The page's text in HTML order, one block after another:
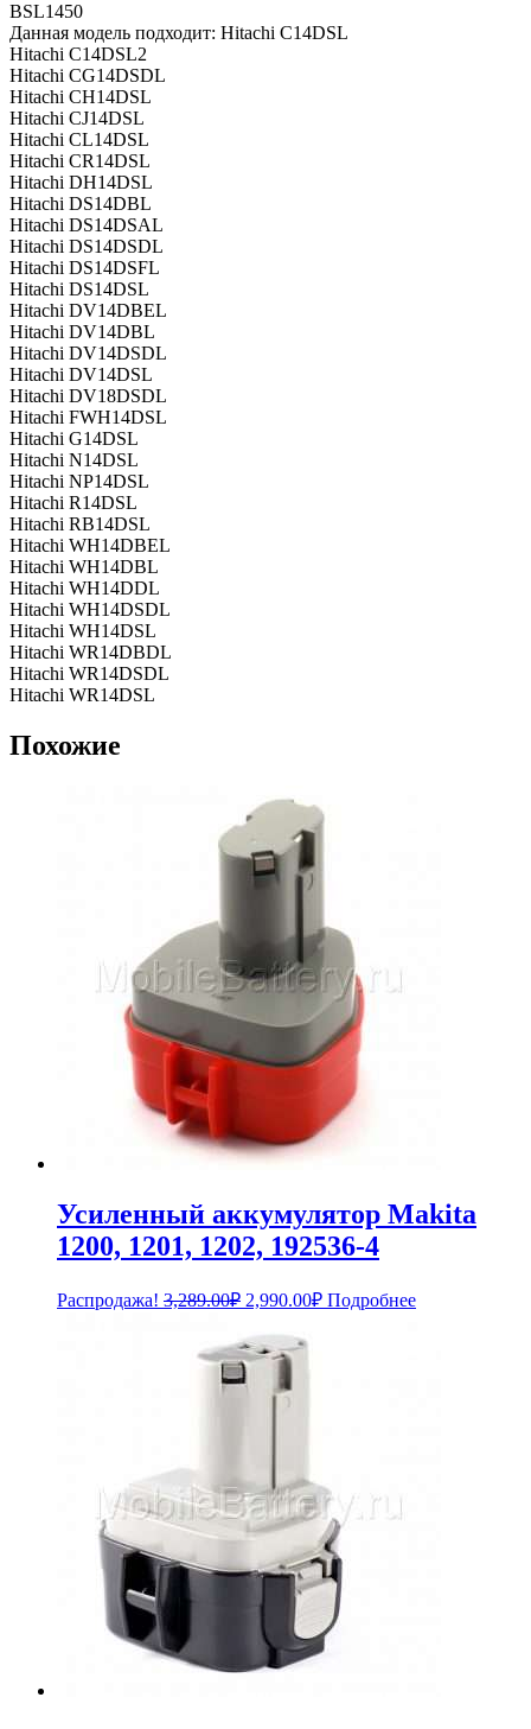
BSL1450
Данная модель подходит: Hitachi C14DSL
Hitachi C14DSL2
Hitachi CG14DSDL
Hitachi CH14DSL
Hitachi CJ14DSL
Hitachi CL14DSL
Hitachi CR14DSL
Hitachi DH14DSL
Hitachi DS14DBL
Hitachi DS14DSAL
Hitachi DS14DSDL
Hitachi DS14DSFL
Hitachi DS14DSL
Hitachi DV14DBEL
Hitachi DV14DBL
Hitachi DV14DSDL
Hitachi DV14DSL
Hitachi DV18DSDL
Hitachi FWH14DSL
Hitachi G14DSL
Hitachi N14DSL
Hitachi NP14DSL
Hitachi R14DSL
Hitachi RB14DSL
Hitachi WH14DBEL
Hitachi WH14DBL
Hitachi WH14DDL
Hitachi WH14DSDL
Hitachi WH14DSL
Hitachi WR14DBDL
Hitachi WR14DSDL
Hitachi WR14DSL
Похожие
Усиленный аккумулятор Makita
1200, 1201, 1202, 192536-4
Распродажа! 3,289.00₽ Первоначальная
составляла
3,289.00₽.
2,990.00₽Текущая
цена:
Подробнее